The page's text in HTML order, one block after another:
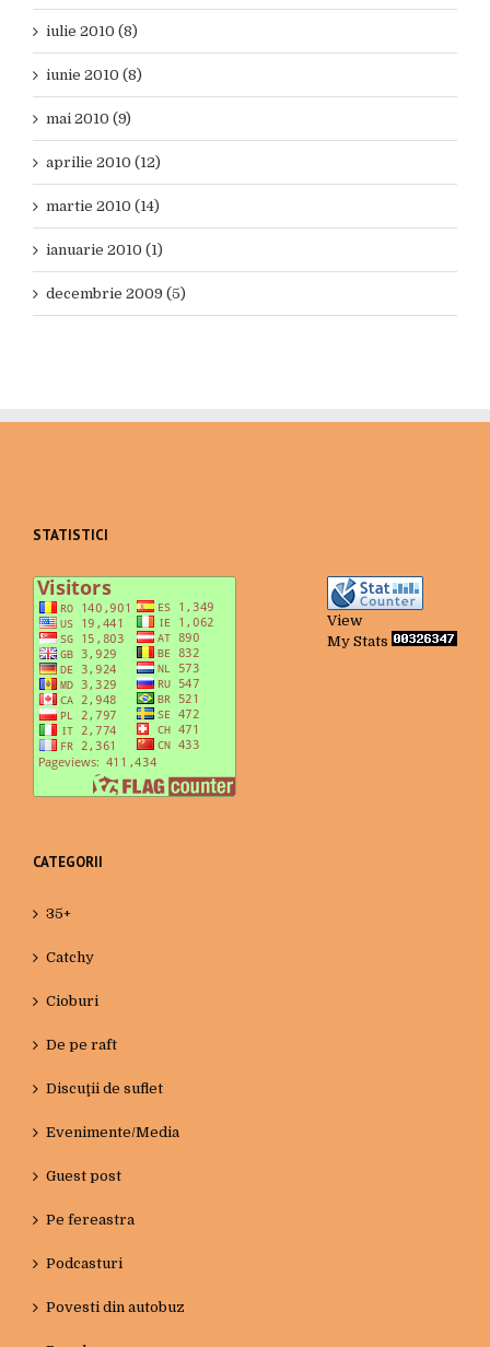
iulie 2010 (8)
iunie 2010 (8)
mai 2010 (9)
aprilie 2010 (12)
martie 2010 (14)
ianuarie 2010 (1)
decembrie 2009 (5)
STATISTICI
View
My Stats
CATEGORII
35+
Catchy
Cioburi
De pe raft
Discuţii de suflet
Evenimente/Media
Guest post
Pe fereastra
Podcasturi
Povesti din autobuz